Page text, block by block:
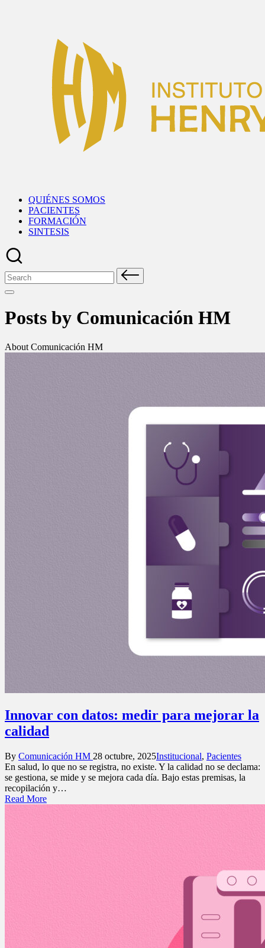
QUIÉNES SOMOS
PACIENTES
FORMACIÓN
SINTESIS
Search
for:
Posts by Comunicación HM
About Comunicación HM
Innovar con datos: medir para mejorar la
calidad
Posted
by
By Comunicación HM 28 octubre, 2025Posted
in
Institucional, Pacientes
En salud, lo que no se registra, no existe. Y la calidad no se declama:
se gestiona, se mide y se mejora cada día. Bajo estas premisas, la
recopilación y…
Read More